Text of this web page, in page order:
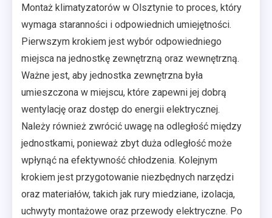
Montaż klimatyzatorów w Olsztynie to proces, który
wymaga staranności i odpowiednich umiejętności.
Pierwszym krokiem jest wybór odpowiedniego
miejsca na jednostkę zewnętrzną oraz wewnętrzną.
Ważne jest, aby jednostka zewnętrzna była
umieszczona w miejscu, które zapewni jej dobrą
wentylację oraz dostęp do energii elektrycznej.
Należy również zwrócić uwagę na odległość między
jednostkami, ponieważ zbyt duża odległość może
wpłynąć na efektywność chłodzenia. Kolejnym
krokiem jest przygotowanie niezbędnych narzędzi
oraz materiałów, takich jak rury miedziane, izolacja,
uchwyty montażowe oraz przewody elektryczne. Po